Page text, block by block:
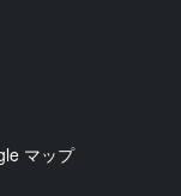
マップ